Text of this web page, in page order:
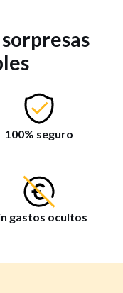
100% seguro
gastos ocultos